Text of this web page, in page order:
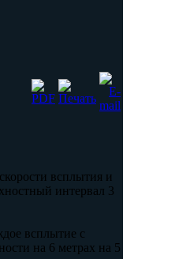
всплытия и
интервал 3
всплытие с
на 6 метрах на 5